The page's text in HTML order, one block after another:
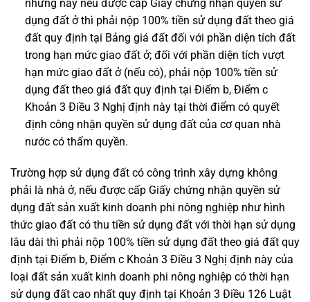
nhưng nay nếu được cấp Giấy chứng nhận quyền sử
dụng đất ở thì phải nộp 100% tiền sử dụng đất theo giá
đất quy định tại Bảng giá đất đối với phần diện tích đất
trong hạn mức giao đất ở; đối với phần diện tích vượt
hạn mức giao đất ở (nếu có), phải nộp 100% tiền sử
dụng đất theo giá đất quy định tại Điểm b, Điểm c
Khoản 3 Điều 3 Nghị định này tại thời điểm có quyết
định công nhận quyền sử dụng đất của cơ quan nhà
nước có thẩm quyền.
Trường hợp sử dụng đất có công trình xây dựng không
phải là nhà ở, nếu được cấp Giấy chứng nhận quyền sử
dụng đất sản xuất kinh doanh phi nông nghiệp như hình
thức giao đất có thu tiền sử dụng đất với thời hạn sử dụng
lâu dài thì phải nộp 100% tiền sử dụng đất theo giá đất quy
định tại Điểm b, Điểm c Khoản 3 Điều 3 Nghị định này của
loại đất sản xuất kinh doanh phi nông nghiệp có thời hạn
sử dụng đất cao nhất quy định tại Khoản 3 Điều 126 Luật